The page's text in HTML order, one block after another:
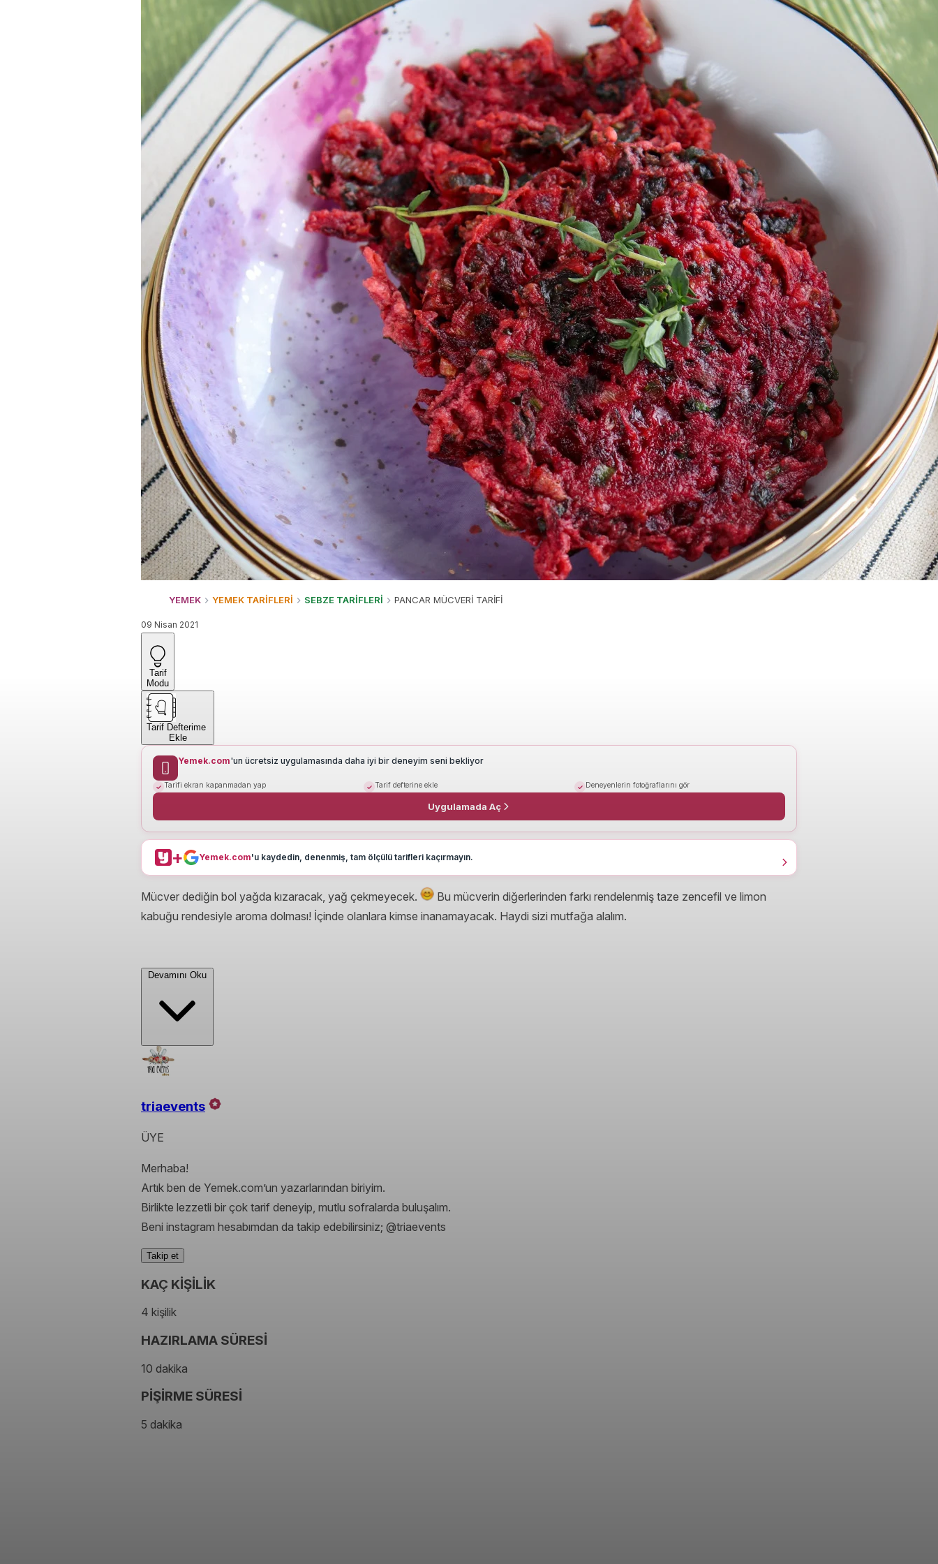
YEMEK YEMEK TARİFLERİ SEBZE TARİFLERİ PANCAR MÜCVERİ TARİFİ
09 Nisan 2021
Tarif
Modu
Tarif Defterime
Ekle
Yemek.com'un ücretsiz uygulamasında daha iyi bir deneyim seni bekliyor
Tarifi ekran kapanmadan yap Tarif defterine ekle Deneyenlerin fotoğraflarını gör
Uygulamada Aç
+ Yemek.com'u kaydedin, denenmiş, tam ölçülü tarifleri kaçırmayın.
Mücver dediğin bol yağda kızaracak, yağ çekmeyecek.
Bu mücverin diğerlerinden farkı rendelenmiş taze zencefil ve limon
kabuğu rendesiyle aroma dolması! İçinde olanlara kimse inanamayacak. Haydi sizi mutfağa alalım.
Devamını Oku
triaevents
ÜYE
Merhaba!
Artık ben de Yemek.com’un yazarlarından biriyim.
Birlikte lezzetli bir çok tarif deneyip, mutlu sofralarda buluşalım.
Beni instagram hesabımdan da takip edebilirsiniz; @triaevents
Takip et
KAÇ KİŞİLİK
4 kişilik
HAZIRLAMA SÜRESİ
10 dakika
PİŞİRME SÜRESİ
5 dakika